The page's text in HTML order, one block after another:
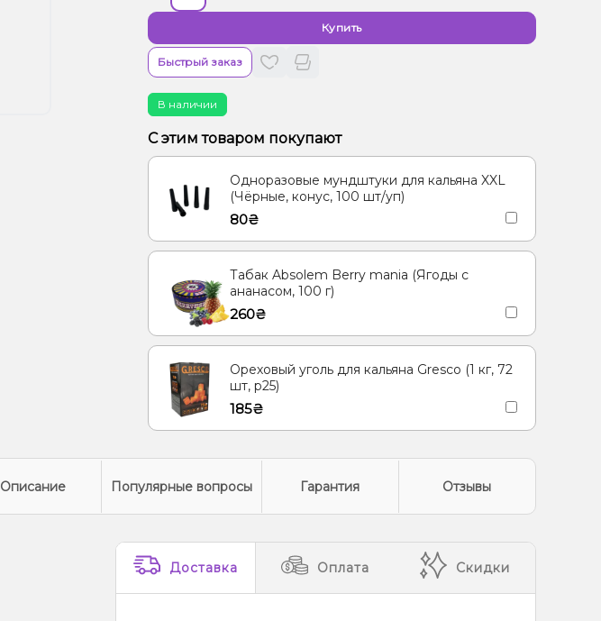
Купить
Быстрый заказ
В наличии
С этим товаром покупают
Одноразовые мундштуки для кальяна XXL
(Чёрные, конус, 100 шт/уп)
80₴
Табак Absolem Berry mania (Ягоды с
ананасом, 100 г)
260₴
Ореховый уголь для кальяна Gresco (1 кг, 72
шт, р25)
185₴
Описание Популярные вопросы Гарантия Отзывы
Доставка Оплата Скидки